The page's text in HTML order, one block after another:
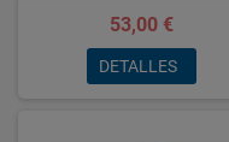
53,00 €
DETALLES